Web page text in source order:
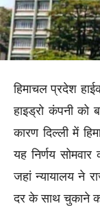
हिमाचल प्रदेश
हाइड्रो कंपनी
कारण दिल्ली में
यह निर्णय सोमवार
जहां न्यायालय ने
दर के साथ चुकाने का